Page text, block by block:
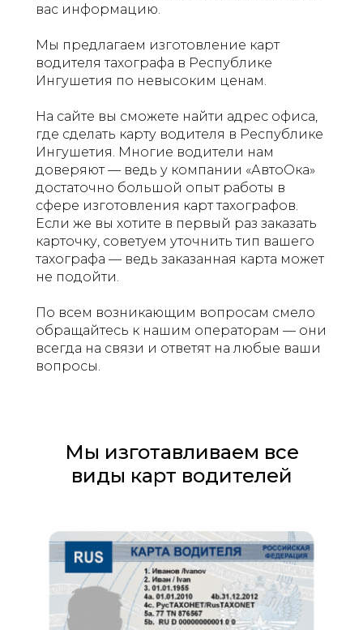
вас информацию.
Мы предлагаем изготовление карт
водителя тахографа в Республике
Ингушетия по невысоким ценам.
На сайте вы сможете найти адрес офиса,
где сделать карту водителя в Республике
Ингушетия. Многие водители нам
доверяют — ведь у компании «АвтоОка»
достаточно большой опыт работы в
сфере изготовления карт тахографов.
Если же вы хотите в первый раз заказать
карточку, советуем уточнить тип вашего
тахографа — ведь заказанная карта может
не подойти.
По всем возникающим вопросам смело
обращайтесь к нашим операторам — они
всегда на связи и ответят на любые ваши
вопросы.
Мы изготавливаем все
виды карт водителей